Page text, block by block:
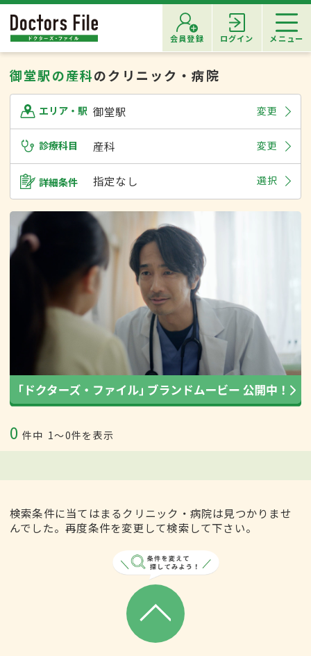
会員登録 ログイン メニュー
御堂駅の産科のクリニック・病院
エリア・駅 御堂駅 変更
診療科目 産科 変更
詳細条件 指定なし 選択
0 件中 1〜0件を表示
検索条件に当てはまるクリニック・病院は見つかりませ
んでした。再度条件を変更して検索して下さい。